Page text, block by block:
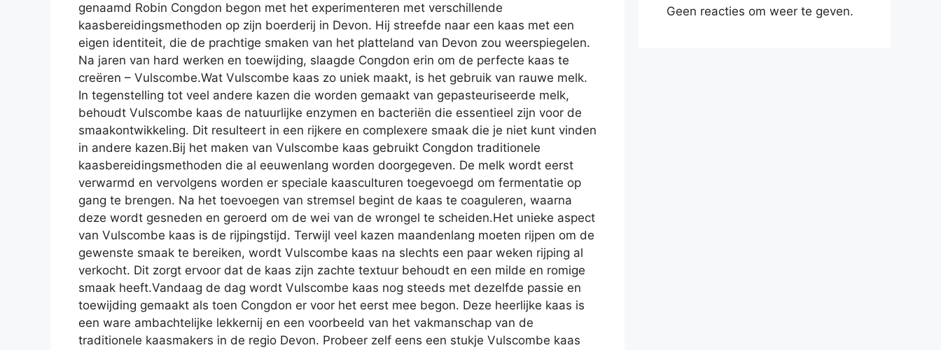
genaamd Robin Congdon begon met het experimenteren met verschillende
kaasbereidingsmethoden op zijn boerderij in Devon. Hij streefde naar een kaas met een
eigen identiteit, die de prachtige smaken van het platteland van Devon zou weerspiegelen.
Na jaren van hard werken en toewijding, slaagde Congdon erin om de perfecte kaas te
creëren – Vulscombe.Wat Vulscombe kaas zo uniek maakt, is het gebruik van rauwe melk.
In tegenstelling tot veel andere kazen die worden gemaakt van gepasteuriseerde melk,
behoudt Vulscombe kaas de natuurlijke enzymen en bacteriën die essentieel zijn voor de
smaakontwikkeling. Dit resulteert in een rijkere en complexere smaak die je niet kunt vinden
in andere kazen.Bij het maken van Vulscombe kaas gebruikt Congdon traditionele
kaasbereidingsmethoden die al eeuwenlang worden doorgegeven. De melk wordt eerst
verwarmd en vervolgens worden er speciale kaasculturen toegevoegd om fermentatie op
gang te brengen. Na het toevoegen van stremsel begint de kaas te coaguleren, waarna
deze wordt gesneden en geroerd om de wei van de wrongel te scheiden.Het unieke aspect
van Vulscombe kaas is de rijpingstijd. Terwijl veel kazen maandenlang moeten rijpen om de
gewenste smaak te bereiken, wordt Vulscombe kaas na slechts een paar weken rijping al
verkocht. Dit zorgt ervoor dat de kaas zijn zachte textuur behoudt en een milde en romige
smaak heeft.Vandaag de dag wordt Vulscombe kaas nog steeds met dezelfde passie en
toewijding gemaakt als toen Congdon er voor het eerst mee begon. Deze heerlijke kaas is
een ware ambachtelijke lekkernij en een voorbeeld van het vakmanschap van de
traditionele kaasmakers in de regio Devon. Probeer zelf eens een stukje Vulscombe kaas
Geen reacties om weer te geven.